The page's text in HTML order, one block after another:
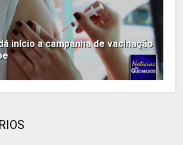
início a campanha de vacinação